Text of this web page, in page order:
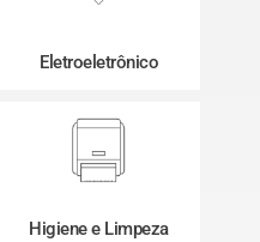
Eletroeletrônico
Higiene e Limpeza